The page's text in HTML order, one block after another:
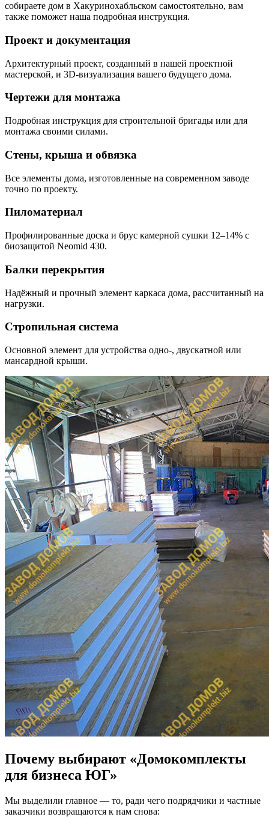
собираете дом в Хакуринохабльском самостоятельно, вам
также поможет наша подробная инструкция.
Проект и документация
Архитектурный проект, созданный в нашей проектной
мастерской, и 3D-визуализация вашего будущего дома.
Чертежи для монтажа
Подробная инструкция для строительной бригады или для
монтажа своими силами.
Стены, крыша и обвязка
Все элементы дома, изготовленные на современном заводе
точно по проекту.
Пиломатериал
Профилированные доска и брус камерной сушки 12–14% с
биозащитой Neomid 430.
Балки перекрытия
Надёжный и прочный элемент каркаса дома, рассчитанный на
нагрузки.
Стропильная система
Основной элемент для устройства одно-, двускатной или
мансардной крыши.
Почему выбирают «Домокомплекты
для бизнеса ЮГ»
Мы выделили главное — то, ради чего подрядчики и частные
заказчики возвращаются к нам снова: